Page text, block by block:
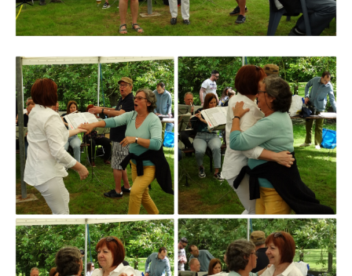
Branding
ARMCHAIR